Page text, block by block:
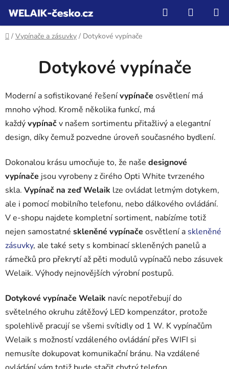
obsah
Hledat
KOŠÍK
Domů
/ Vypínače a zásuvky / Dotykové vypínače
Dotykové vypínače
Moderní a sofistikované řešenívypínače osvětlení má
mnoho výhod. Kromě několika funkcí, má
každývypínačv našem sortimentu přitažlivý a elegantní
design, díky čemuž pozvedne úroveň současného bydlení.
Dokonalou krásu umocňuje to, že naše designové
vypínače jsou vyrobeny z čirého Opti White tvrzeného
skla. Vypínač na zeďWelaik lze ovládat letmým dotykem,
ale i pomocí mobilního telefonu, nebo dálkového ovládání.
V e-shopu najdete kompletní sortiment, nabízíme totiž
nejen samostatné skleněné vypínače osvětlení a skleněné
zásuvky, ale také sety s kombinací skleněných panelů a
rámečků pro překrytí až pěti modulů vypínačů nebo zásuvek
Welaik. Výhody nejnovějších výrobní postupů.
Dotykové vypínače Welaik navíc nepotřebují do
světelného okruhu zátěžový LED kompenzátor, protože
spolehlivě pracují se všemi svítidly od 1 W. K vypínačům
Welaik s možností vzdáleného ovládání přes WIFI si
nemusíte dokupovat komunikační bránu. Na vzdálené